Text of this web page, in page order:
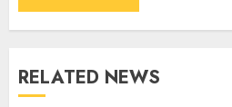
RELATED NEWS